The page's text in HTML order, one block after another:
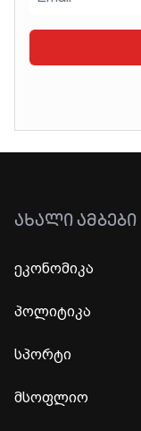
ᲐᲮᲐᲚᲘ ᲐᲛᲑᲔᲑᲘ
ეკონომიკა
პოლიტიკა
სპორტი
მსოფლიო